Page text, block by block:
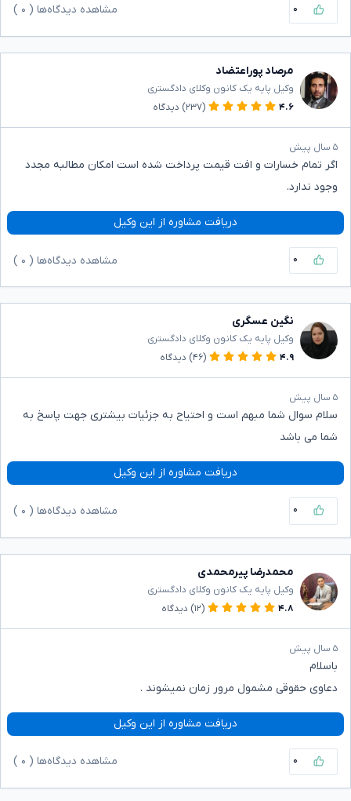
۰ مشاهده دیدگاه‌ها ( ۰
مرصاد پوراعتضاد
وکیل پایه یک کانون وکلای دادگستری
۴.۶
(۲۳۷) دیدگاه
۵ سال پیش
اگر تمام خسارات و افت قیمت پرداخت شده است امکان مطالبه مجدد
وجود ندارد.
دریافت مشاوره از این وکیل
۰ مشاهده دیدگاه‌ها ( ۰
نگین عسگری
وکیل پایه یک کانون وکلای دادگستری
۴.۹
(۴۶) دیدگاه
۵ سال پیش
سلام سوال شما مبهم است و احتیاح به جزئیات بیشتری جهت پاسخ به
شما می باشد
دریافت مشاوره از این وکیل
۰ مشاهده دیدگاه‌ها ( ۰
محمدرضا پیرمحمدی
وکیل پایه یک کانون وکلای دادگستری
۴.۸
(۱۲) دیدگاه
۵ سال پیش
باسلام
دعاوی حقوقی مشمول مرور زمان نمیشوند .
دریافت مشاوره از این وکیل
۰ مشاهده دیدگاه‌ها ( ۰